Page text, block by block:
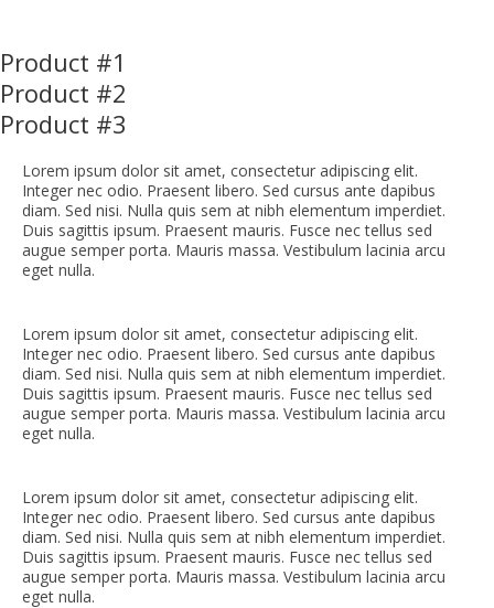
Product #1
Product #2
Product #3
Lorem ipsum dolor sit amet, consectetur adipiscing elit.
Integer nec odio. Praesent libero. Sed cursus ante dapibus
diam. Sed nisi. Nulla quis sem at nibh elementum imperdiet.
Duis sagittis ipsum. Praesent mauris. Fusce nec tellus sed
augue semper porta. Mauris massa. Vestibulum lacinia arcu
eget nulla.
Lorem ipsum dolor sit amet, consectetur adipiscing elit.
Integer nec odio. Praesent libero. Sed cursus ante dapibus
diam. Sed nisi. Nulla quis sem at nibh elementum imperdiet.
Duis sagittis ipsum. Praesent mauris. Fusce nec tellus sed
augue semper porta. Mauris massa. Vestibulum lacinia arcu
eget nulla.
Lorem ipsum dolor sit amet, consectetur adipiscing elit.
Integer nec odio. Praesent libero. Sed cursus ante dapibus
diam. Sed nisi. Nulla quis sem at nibh elementum imperdiet.
Duis sagittis ipsum. Praesent mauris. Fusce nec tellus sed
augue semper porta. Mauris massa. Vestibulum lacinia arcu
eget nulla.